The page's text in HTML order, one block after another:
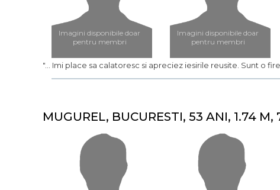
Imagini disponibile doar
pentru membri
Imagini disponibile doar
pentru membri
"... Imi place sa calatoresc si apreciez iesirile reusite. Sunt o
MUGUREL, BUCURESTI, 53 ANI, 1.74 M,